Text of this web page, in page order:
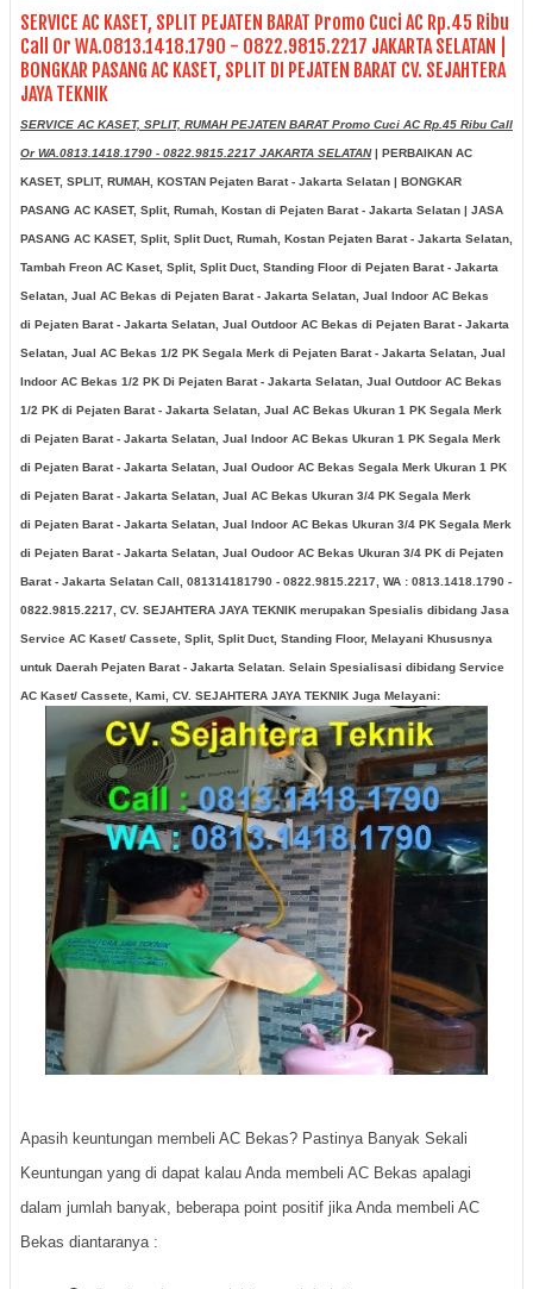
SERVICE AC KASET, SPLIT PEJATEN BARAT Promo Cuci AC Rp.45 Ribu
Call Or WA.0813.1418.1790 - 0822.9815.2217 JAKARTA SELATAN |
BONGKAR PASANG AC KASET, SPLIT DI PEJATEN BARAT CV. SEJAHTERA
JAYA TEKNIK
SERVICE AC KASET, SPLIT, RUMAH PEJATEN BARAT Promo Cuci AC Rp.45 Ribu Call
Or WA.0813.1418.1790 - 0822.9815.2217 JAKARTA SELATAN| PERBAIKAN AC
KASET, SPLIT, RUMAH, KOSTAN Pejaten Barat - Jakarta Selatan | BONGKAR
PASANG AC KASET, Split, Rumah, Kostan di Pejaten Barat - Jakarta Selatan | JASA
PASANG AC KASET, Split, Split Duct, Rumah, Kostan Pejaten Barat - Jakarta Selatan
Tambah Freon AC Kaset, Split, Split Duct, Standing Floor di Pejaten Barat - Jakarta
Selatan , Jual AC Bekas di Pejaten Barat - Jakarta Selatan , Jual Indoor AC Bekas
di Pejaten Barat - Jakarta Selatan , Jual Outdoor AC Bekas di Pejaten Barat - Jakarta
Selatan , Jual AC Bekas 1/2 PK Segala Merk di Pejaten Barat - Jakarta Selatan , Jual
Indoor AC Bekas 1/2 PK Di Pejaten Barat - Jakarta Selatan , Jual Outdoor AC Bekas
1/2 PK di Pejaten Barat - Jakarta Selatan , Jual AC Bekas Ukuran 1 PK Segala Merk
di Pejaten Barat - Jakarta Selatan , Jual Indoor AC Bekas Ukuran 1 PK Segala Merk
di Pejaten Barat - Jakarta Selatan , Jual Oudoor AC Bekas Segala Merk Ukuran 1 PK
di Pejaten Barat - Jakarta Selatan , Jual AC Bekas Ukuran 3/4 PK Segala Merk
di Pejaten Barat - Jakarta Selatan , Jual Indoor AC Bekas Ukuran 3/4 PK Segala Merk
di Pejaten Barat - Jakarta Selatan , Jual Oudoor AC Bekas Ukuran 3/4 PK di Pejaten
Barat - Jakarta Selatan Call, 081314181790 - 0822.9815.2217, WA : 0813.1418.1790 -
0822.9815.2217, CV. SEJAHTERA JAYA TEKNIK merupakan Spesialis dibidang Jasa
Service AC Kaset/ Cassete, Split, Split Duct, Standing Floor, Melayani Khususnya
untuk Daerah Pejaten Barat - Jakarta Selatan . Selain Spesialisasi dibidang Service
AC Kaset/ Cassete, Kami, CV. SEJAHTERA JAYA TEKNIK Juga Melayani:
Apasih keuntungan membeli AC Bekas? Pastinya Banyak Sekali
Keuntungan yang di dapat kalau Anda membeli AC Bekas apalagi
dalam jumlah banyak, beberapa point positif jika Anda membeli AC
Bekas diantaranya :